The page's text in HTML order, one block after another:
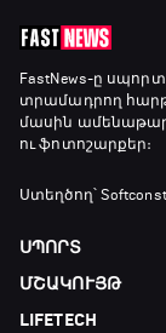
FastNews-ը
տրամադրող
մասին
ու ֆոտոշարքեր։
Ստեղծող՝
ՍՊՈՐՏ
ՄՇԱԿՈՒՅԹ
LIFETECH